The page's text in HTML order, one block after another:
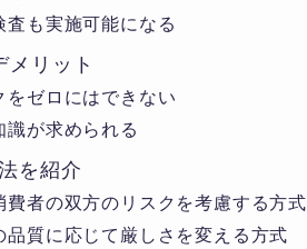
も実施可能になる
リット
ゼロにはできない
が求められる
を紹介
者の双方のリスクを考慮する方式
質に応じて厳しさを変える方式